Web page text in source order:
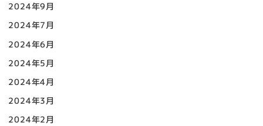
2024年9月
2024年7月
2024年6月
2024年5月
2024年4月
2024年3月
2024年2月